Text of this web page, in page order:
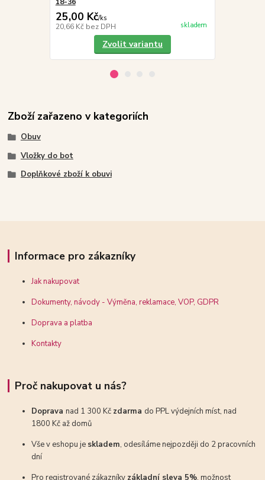
25,00 Kč/ks
20,66 Kč bez DPH skladem
Zvolit variantu
Zboží zařazeno v kategoriích
Obuv
Vložky do bot
Doplňkové zboží k obuvi
Informace pro zákazníky
Jak nakupovat
Dokumenty, návody - Výměna, reklamace, VOP, GDPR
Doprava a platba
Kontakty
Proč nakupovat u nás?
Dopravanad 1 300 Kč zdarma do PPL výdejních míst, nad
1800 Kč až domů
Vše v eshopu je skladem, odesíláme nejpozději do 2 pracovních
dní
Pro registrované zákazníky základní sleva 5%, možnost